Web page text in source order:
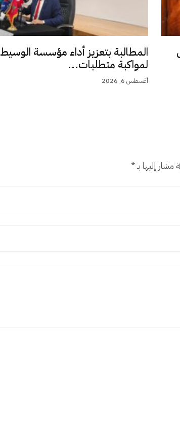
المطالبة بتعزيز أداء مؤسسة الوسيط
لمواكبة متطلبات...
أغسطس 6, 2026
مشار إليها بـ*